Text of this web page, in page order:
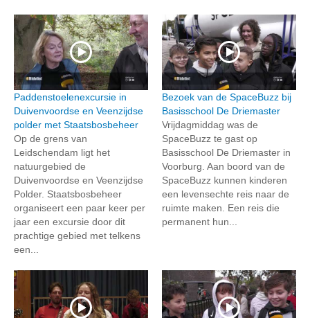
Paddenstoelenexcursie in
Duivenvoordse en Veenzijdse
polder met Staatsbosbeheer
Op de grens van
Leidschendam ligt het
natuurgebied de
Duivenvoordse en Veenzijdse
Polder. Staatsbosbeheer
organiseert een paar keer per
jaar een excursie door dit
prachtige gebied met telkens
een...
Bezoek van de SpaceBuzz bij
Basisschool De Driemaster
Vrijdagmiddag was de
SpaceBuzz te gast op
Basisschool De Driemaster in
Voorburg. Aan boord van de
SpaceBuzz kunnen kinderen
een levensechte reis naar de
ruimte maken. Een reis die
permanent hun...